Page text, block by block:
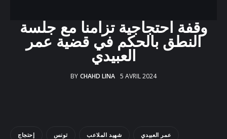
وقفة احتجاجية تزامنا مع جلسة
النطق بالحكم في قضية عمر
العبيدي
BY CHAHD LINA 5 AVRIL 2024
إحتجاج تونس شهيد الملاعب عمر العبيدي